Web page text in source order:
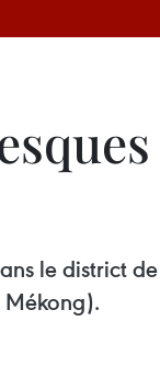
le district